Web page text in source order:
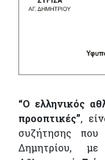
“Ο ελληνικός
προοπτικές”,
συζήτησης
Δημητρίου,